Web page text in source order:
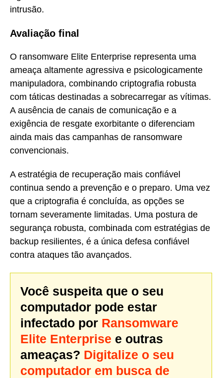
intrusão.
Avaliação final
O ransomware Elite Enterprise representa uma
ameaça altamente agressiva e psicologicamente
manipuladora, combinando criptografia robusta
com táticas destinadas a sobrecarregar as vítimas.
A ausência de canais de comunicação e a
exigência de resgate exorbitante o diferenciam
ainda mais das campanhas de ransomware
convencionais.
A estratégia de recuperação mais confiável
continua sendo a prevenção e o preparo. Uma vez
que a criptografia é concluída, as opções se
tornam severamente limitadas. Uma postura de
segurança robusta, combinada com estratégias de
backup resilientes, é a única defesa confiável
contra ataques tão avançados.
Você suspeita que o seu
computador pode estar
infectado por Ransomware
Elite Enterprise e outras
ameaças? Digitalize o seu
computador em busca de